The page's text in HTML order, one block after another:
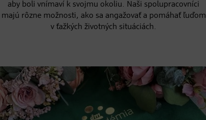
aby boli vnímaví k svojmu okoliu. Naši spolupracovníci
majú rôzne možnosti, ako sa angažovať a pomáhať ľuďom
v ťažkých životných situáciách.